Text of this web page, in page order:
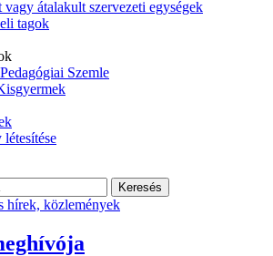
vagy átalakult szervezeti egységek
tagok
Szemle
hírek, közlemények